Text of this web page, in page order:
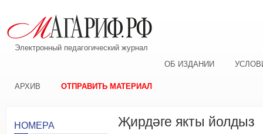
Электронный педагогический журнал
ОБ ИЗДАНИИ
АРХИВ ОТПРАВИТЬ МАТЕРИАЛ
Җирдәге якты йолдыз
НОМЕРА